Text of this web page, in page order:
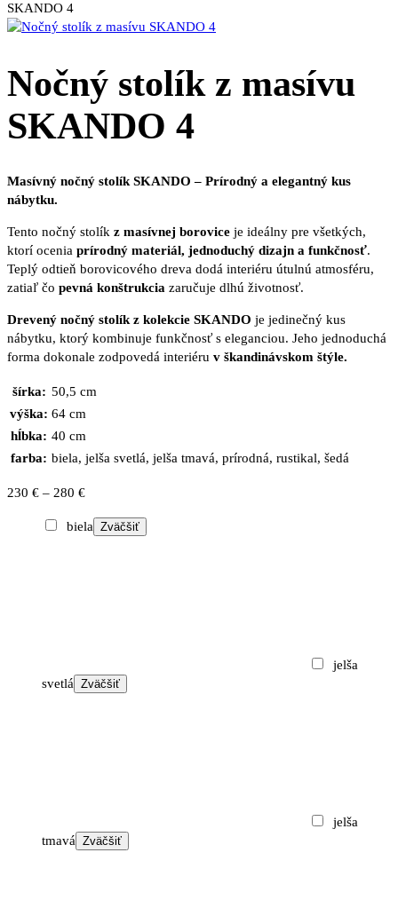
SKANDO 4
Nočný stolík z masívu
SKANDO 4
Masívný nočný stolík SKANDO – Prírodný a elegantný kus
nábytku.
Tento nočný stolík z masívnej borovice je ideálny pre všetkých,
ktorí ocenia prírodný materiál, jednoduchý dizajn a funkčnosť.
Teplý odtieň borovicového dreva dodá interiéru útulnú atmosféru,
zatiaľ čo pevná konštrukcia zaručuje dlhú životnosť.
Drevený nočný stolík z kolekcie SKANDO je jedinečný kus
nábytku, ktorý kombinuje funkčnosť s eleganciou. Jeho jednoduchá
forma dokonale zodpovedá interiéru v škandinávskom štýle.
šírka: 50,5 cm
výška: 64 cm
hĺbka: 40 cm
farba: biela, jelša svetlá, jelša tmavá, prírodná, rustikal, šedá
230 € – 280 €Price
230 €
biela Zväčšiť
jelša
svetlá Zväčšiť
jelša
tmavá Zväčšiť